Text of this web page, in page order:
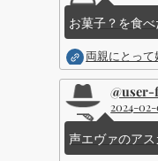
お菓子？を食
両親にとって
@user-
2024-
声エヴァのア